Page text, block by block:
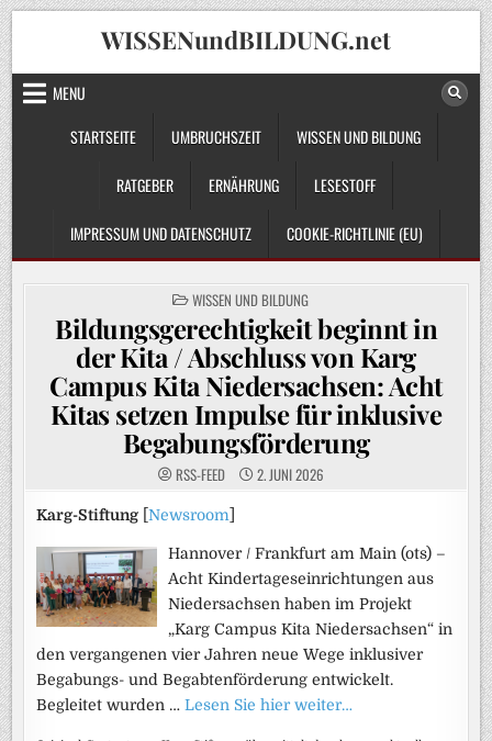
Skip
to
content
WISSENundBILDUNG.net
MENU
STARTSEITE
UMBRUCHSZEIT WISSEN UND BILDUNG
RATGEBER ERNÄHRUNG LESESTOFF
IMPRESSUM UND DATENSCHUTZ COOKIE-RICHTLINIE (EU)
POSTED
IN
WISSEN UND BILDUNG
Bildungsgerechtigkeit beginnt in
der Kita / Abschluss von Karg
Campus Kita Niedersachsen: Acht
Kitas setzen Impulse für inklusive
Begabungsförderung
RSS-FEED 2. JUNI 2026
Karg-Stiftung [Newsroom
Hannover / Frankfurt am Main (ots) –
Acht Kindertageseinrichtungen aus
Niedersachsen haben im Projekt
„Karg Campus Kita Niedersachsen“ in
den vergangenen vier Jahren neue Wege inklusiver
Begabungs- und Begabtenförderung entwickelt.
Begleitet wurden …Lesen Sie hier weiter…